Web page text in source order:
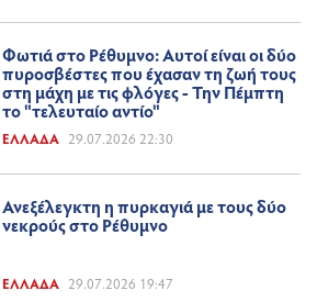
Φωτιά στο Ρέθυμνο: Αυτοί είναι οι δύο
πυροσβέστες που έχασαν τη ζωή τους
στη μάχη με τις φλόγες - Την Πέμπτη
το "τελευταίο αντίο"
ΕΛΛΆΔΑ 29.07.2026 22:30
Ανεξέλεγκτη η πυρκαγιά με τους δύο
νεκρούς στο Ρέθυμνο
ΕΛΛΆΔΑ 29.07.2026 19:47